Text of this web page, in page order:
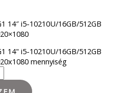
14″ i5-10210U/16GB/512GB
14" i5-10210U/16GB/512GB
mennyiség